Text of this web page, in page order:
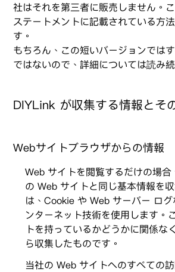
社はそれを第三者に販売しません。
ステートメントに記載されている方
す。
もちろん、この短いバージョンでは
ではないので、詳細については読み
DIYLink が収集する情報とそ
Webサイトブラウザからの情報
Web サイトを閲覧するだけの場
の Web サイトと同じ基本情報を
は、Cookie や Web サーバー ロ
ンターネット技術を使用します。
トを持っているかどうかに関係な
ら収集したものです。
当社の Web サイトへのすべての